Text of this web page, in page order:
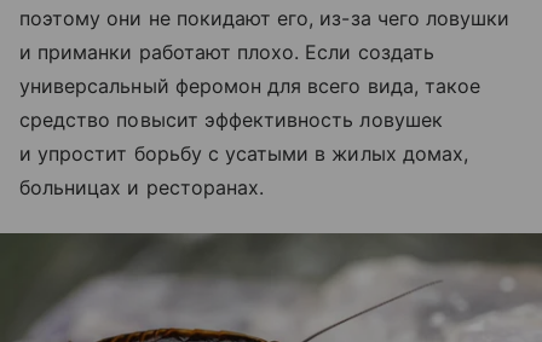
поэтому они не покидают его, из-за чего ловушки
и приманки работают плохо. Если создать
универсальный феромон для всего вида, такое
средство повысит эффективность ловушек
и упростит борьбу с усатыми в жилых домах,
больницах и ресторанах.